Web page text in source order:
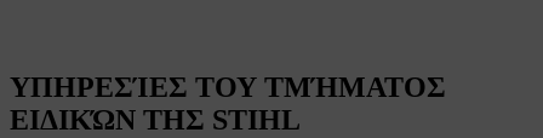
ΥΠΗΡΕΣΊΕΣ ΤΟΥ ΤΜΉΜΑΤΟΣ
ΕΙΔΙΚΏΝ ΤΗΣ STIHL